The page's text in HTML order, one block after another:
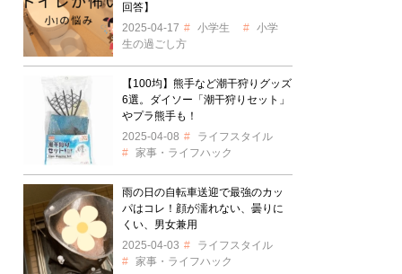
回答】
2025-04-17
小学生
小学
生の過ごし方
【100均】熊手など潮干狩りグッズ
6選。ダイソー「潮干狩りセット」
やプラ熊手も！
2025-04-08
ライフスタイル
家事・ライフハック
雨の日の自転車送迎で最強のカッ
パはコレ！顔が濡れない、曇りに
くい、男女兼用
2025-04-03
ライフスタイル
家事・ライフハック